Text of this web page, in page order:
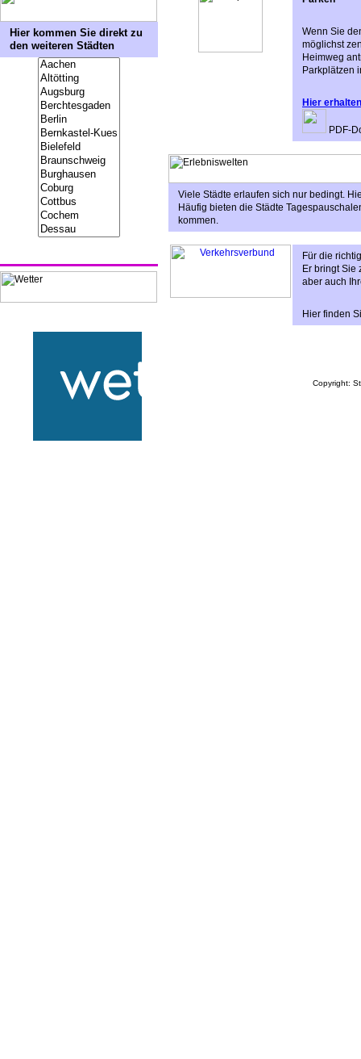
Hier kommen Sie direkt zu
den weiteren Städten
Wenn Sie
möglichst
Heimweg
Parkplätzen
Hier
PDF-
Viele Städte erlaufen sich nur bedingt.
Häufig bieten die Städte
kommen.
Für die
Er bringt Sie
aber auch
Hier finden
Copyright: